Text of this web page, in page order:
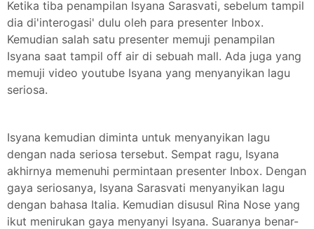
Ketika tiba penampilan Isyana Sarasvati, sebelum tampil
dia di'interogasi' dulu oleh para presenter Inbox.
Kemudian salah satu presenter memuji penampilan
Isyana saat tampil off air di sebuah mall. Ada juga yang
memuji video youtube Isyana yang menyanyikan lagu
seriosa.
Isyana kemudian diminta untuk menyanyikan lagu
dengan nada seriosa tersebut. Sempat ragu, Isyana
akhirnya memenuhi permintaan presenter Inbox. Dengan
gaya seriosanya, Isyana Sarasvati menyanyikan lagu
dengan bahasa Italia. Kemudian disusul Rina Nose yang
ikut menirukan gaya menyanyi Isyana. Suaranya benar-